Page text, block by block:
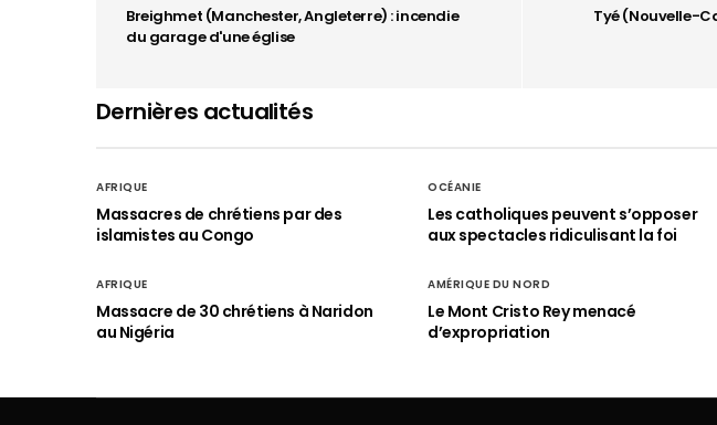
Breighmet (Manchester, Angleterre) : incendie
du garage d'une église
Tyé (Nouvelle-
Dernières actualités
AFRIQUE
Massacres de chrétiens par des
islamistes au Congo
OCÉANIE
Les catholiques peuvent s’opposer
aux spectacles ridiculisant la foi
AFRIQUE
Massacre de 30 chrétiens à Naridon
au Nigéria
AMÉRIQUE DU NORD
Le Mont Cristo Rey menacé
d’expropriation